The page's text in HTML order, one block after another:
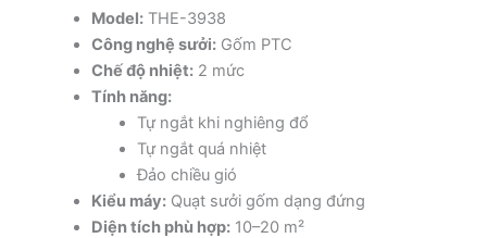
Model:THE-3938
Công nghệ sưởi:Gốm PTC
Chế độ nhiệt:2 mức
Tính năng:
Tự ngắt khi nghiêng đổ
Tự ngắt quá nhiệt
Đảo chiều gió
Kiểu máy:Quạt sưởi gốm dạng đứng
Diện tích phù hợp:10–20 m²